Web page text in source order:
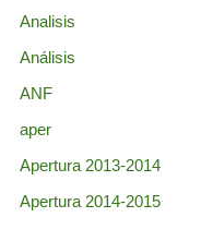
Analisis
Análisis
ANF
aper
Apertura 2013-2014
Apertura 2014-2015